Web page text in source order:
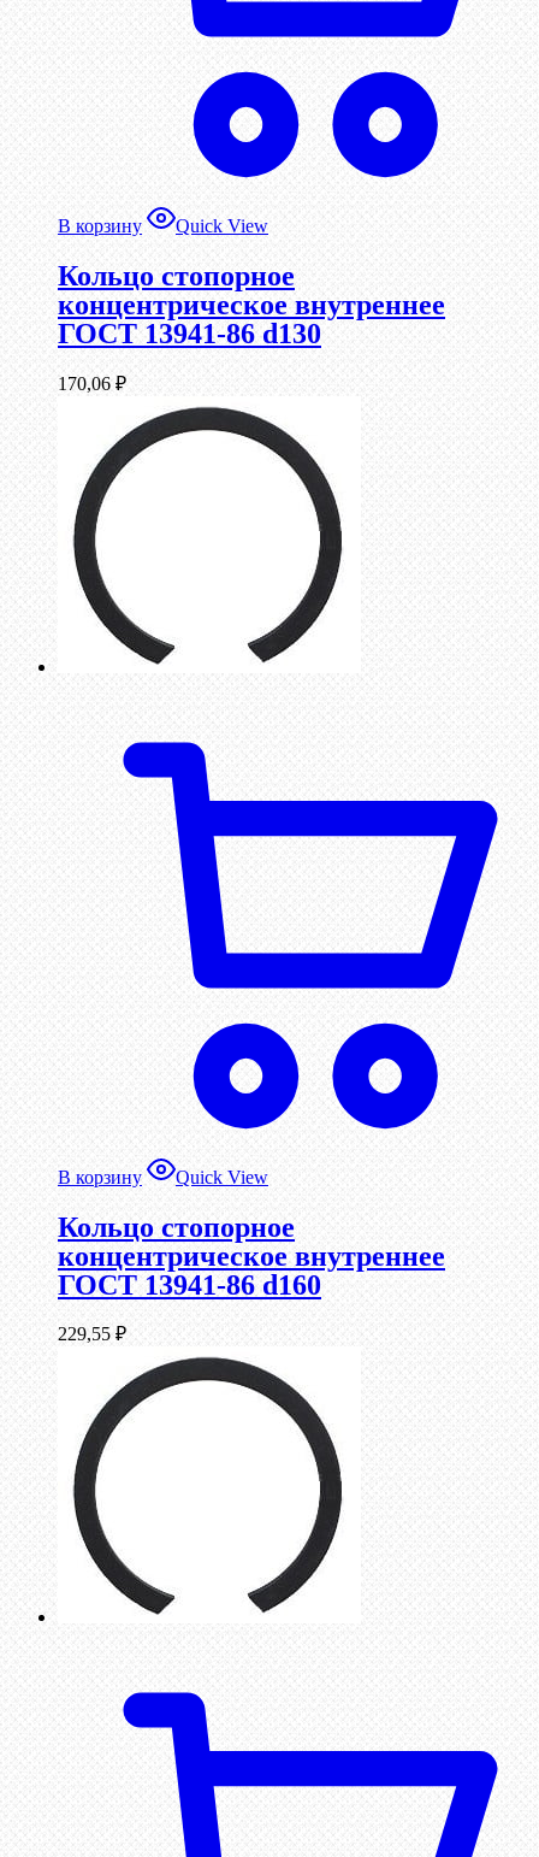
В корзину Quick View
Кольцо стопорное
концентрическое внутреннее
ГОСТ 13941-86 d130
170,06 ₽
В корзину Quick View
Кольцо стопорное
концентрическое внутреннее
ГОСТ 13941-86 d160
229,55 ₽